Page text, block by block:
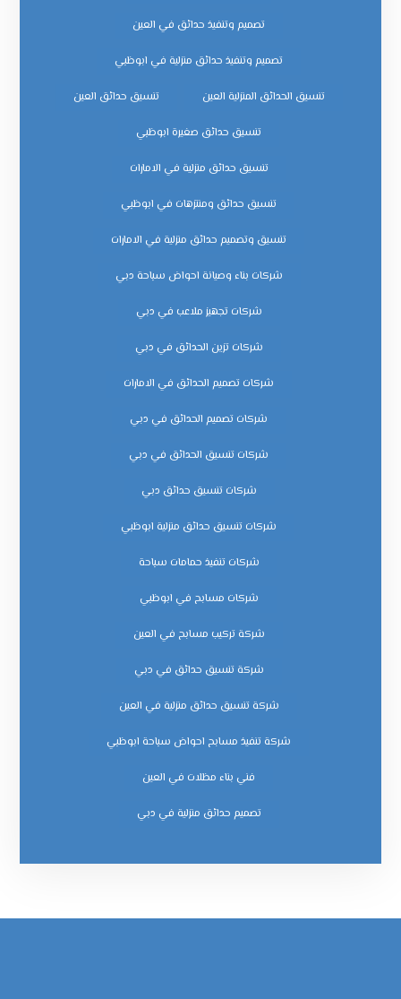
تصميم وتنفيذ حدائق في العين
تصميم وتنفيذ حدائق منزلية في ابوظبي
تنسيق الحدائق المنزلية العين تنسيق حدائق العين
تنسيق حدائق صغيرة ابوظبي
تنسيق حدائق منزلية في الامارات
تنسيق حدائق ومنتزهات في ابوظبي
تنسيق وتصميم حدائق منزلية في الامارات
شركات بناء وصيانة احواض سباحة دبي
شركات تجهيز ملاعب في دبي
شركات تزين الحدائق في دبي
شركات تصميم الحدائق في الامارات
شركات تصميم الحدائق في دبي
شركات تنسيق الحدائق في دبي
شركات تنسيق حدائق دبي
شركات تنسيق حدائق منزلية ابوظبي
شركات تنفيذ حمامات سباحة
شركات مسابح في ابوظبي
شركة تركيب مسابح في العين
شركة تنسيق حدائق في دبي
شركة تنسيق حدائق منزلية في العين
شركة تنفيذ مسابح احواض سباحة ابوظبي
فني بناء مظلات في العين
‏تصميم حدائق منزلية في دبي